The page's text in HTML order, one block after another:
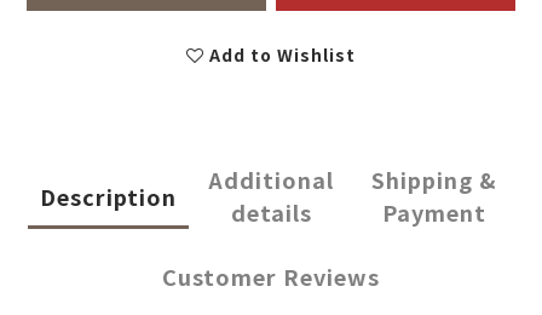
Add to Wishlist
Description
Additional
details
Shipping &
Payment
Customer Reviews